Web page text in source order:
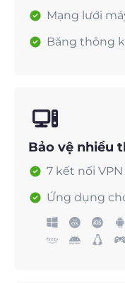
Mạng lưới
Băng thông
Bảo vệ nhiều
7 kết nối
Ứng dụng